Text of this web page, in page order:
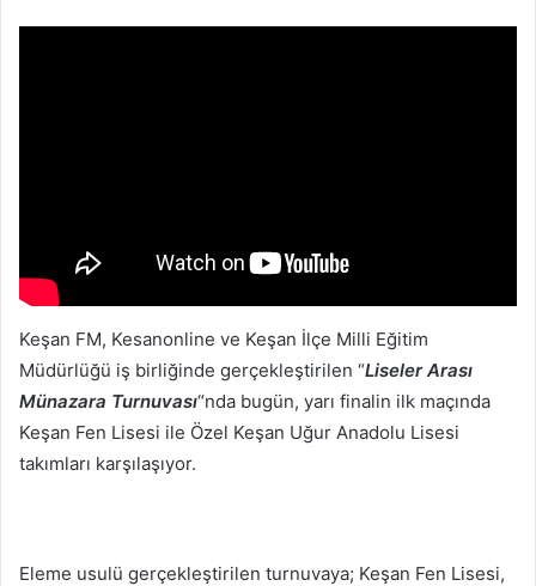
Keşan FM, Kesanonline ve Keşan İlçe Milli Eğitim
Müdürlüğü iş birliğinde gerçekleştirilen “Liseler Arası
Münazara Turnuvası“nda bugün, yarı finalin ilk maçında
Keşan Fen Lisesi ile Özel Keşan Uğur Anadolu Lisesi
takımları karşılaşıyor.
Eleme usulü gerçekleştirilen turnuvaya; Keşan Fen Lisesi,